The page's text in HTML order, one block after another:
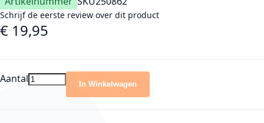
Schrijf de eerste review over dit product
€ 19,95
Aantal In Winkelwagen